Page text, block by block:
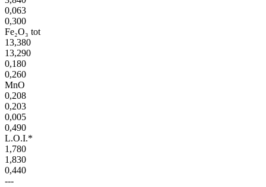
0,063
0,300
Fe₂O₃ tot
13,380
13,290
0,180
0,260
MnO
0,208
0,203
0,005
0,490
L.O.I.*
1,780
1,830
0,440
---